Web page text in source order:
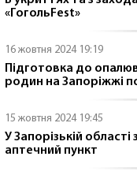
«ГогольFest»
16 жовтня 2024 19:19
Підготовка до
родин на Запоріжжі
15 жовтня 2024 19:45
У Запорізькій
аптечний пункт